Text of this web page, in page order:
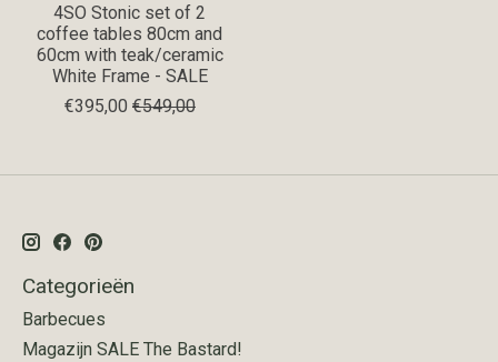
4SO Stonic set of 2
coffee tables 80cm and
60cm with teak/ceramic
White Frame - SALE
€395,00 €549,00
Categorieën
Barbecues
Magazijn SALE The Bastard!